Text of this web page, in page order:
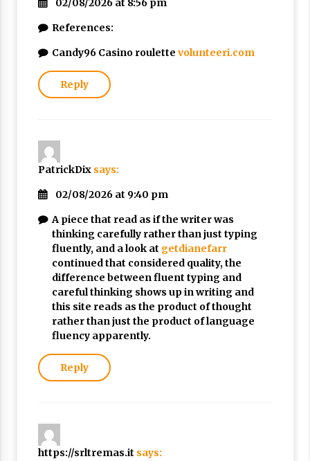
02/08/2026 at 8:56 pm
References:
Candy96 Casino roulette volunteeri.com
Reply
PatrickDix says:
02/08/2026 at 9:40 pm
A piece that read as if the writer was
thinking carefully rather than just typing
fluently, and a look at getdianefarr
continued that considered quality, the
difference between fluent typing and
careful thinking shows up in writing and
this site reads as the product of thought
rather than just the product of language
fluency apparently.
Reply
https://srltremas.it says: